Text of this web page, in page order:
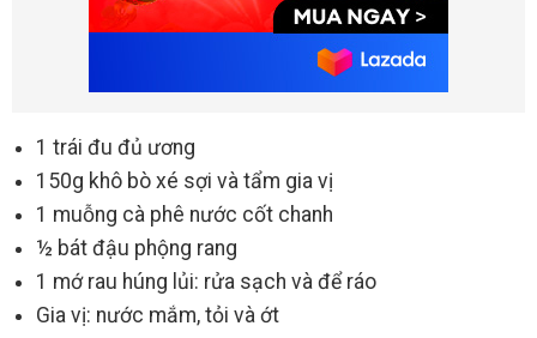
1 trái đu đủ ương
150g khô bò xé sợi và tẩm gia vị
1 muỗng cà phê nước cốt chanh
½ bát đậu phộng rang
1 mớ rau húng lủi: rửa sạch và để ráo
Gia vị: nước mắm, tỏi và ớt